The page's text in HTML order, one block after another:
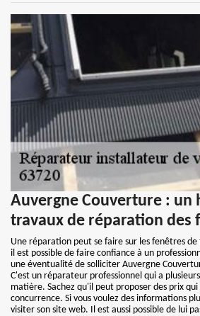
Auvergne Couverture : un
travaux de réparation des
Une réparation peut se faire sur les fenêtres
il est possible de faire confiance à un
une éventualité de solliciter Auvergne
C'est un réparateur professionnel qui a
matière. Sachez qu'il peut proposer des prix
concurrence. Si vous voulez des informations
visiter son site web. Il est aussi possible de lui